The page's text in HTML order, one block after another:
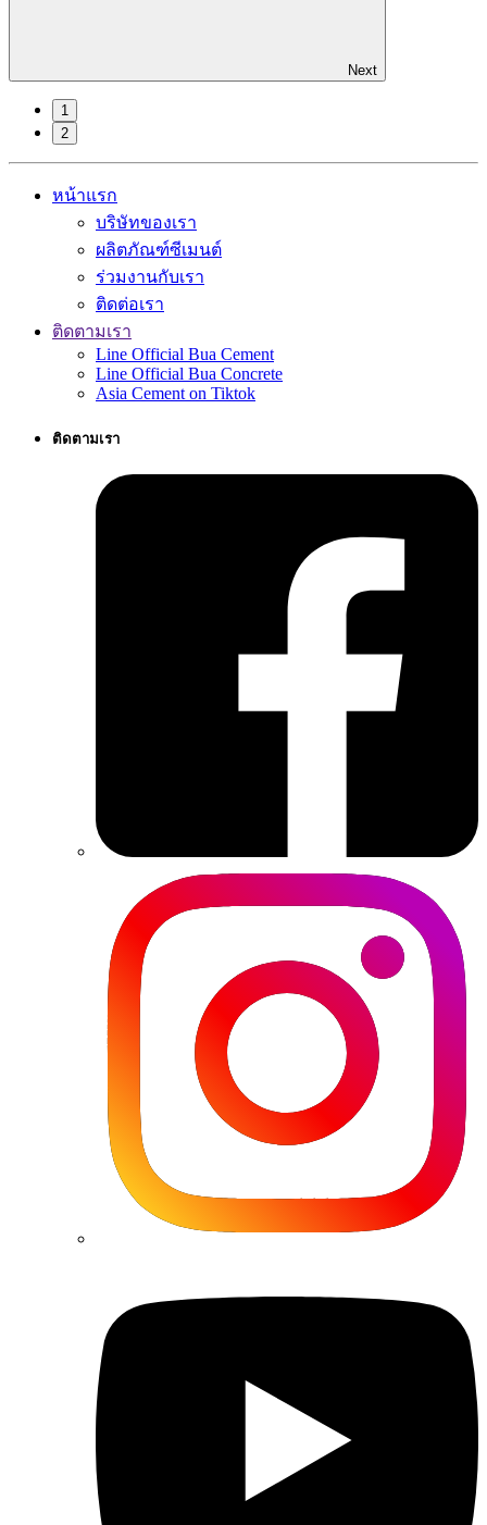
Next
1
2
หน้าแรก
บริษัทของเรา
ผลิตภัณฑ์ซีเมนต์
ร่วมงานกับเรา
ติดต่อเรา
ติดตามเรา
Line Official Bua Cement
Line Official Bua Concrete
Asia Cement on Tiktok
ติดตามเรา